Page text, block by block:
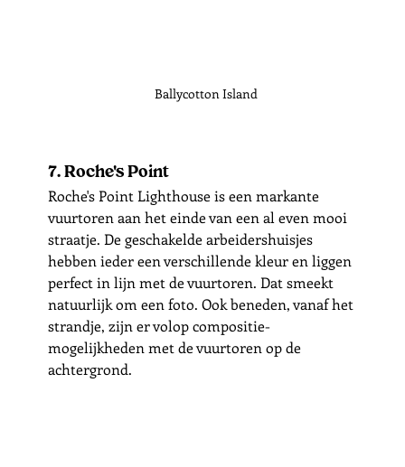
Ballycotton Island
7. Roche's Point
Roche's Point Lighthouse is een markante
vuurtoren aan het einde van een al even mooi
straatje. De geschakelde arbeidershuisjes
hebben ieder een verschillende kleur en liggen
perfect in lijn met de vuurtoren. Dat smeekt
natuurlijk om een foto. Ook beneden, vanaf het
strandje, zijn er volop compositie-
mogelijkheden met de vuurtoren op de
achtergrond.